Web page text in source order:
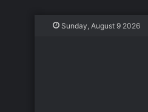
Sunday, August 9 2026